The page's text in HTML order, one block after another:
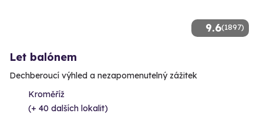
9.6(1897)
Let balónem
Dechberoucí výhled a nezapomenutelný zážitek
Kroměříž
(+ 40 dalších lokalit)